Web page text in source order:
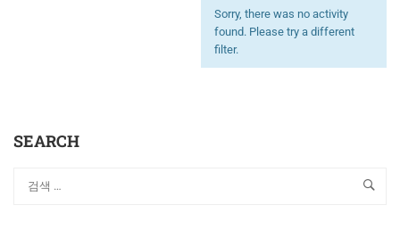
Sorry, there was no activity
found. Please try a different
filter.
SEARCH